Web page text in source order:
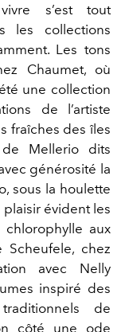
s’est tout
les collections
Les tons
Chaumet, où
une collection
de l’artiste
fraîches des îles
Mellerio dits
générosité la
sous la houlette
plaisir évident les
aux
Scheufele, chez
avec Nelly
inspiré des
de
côté une ode